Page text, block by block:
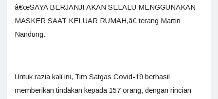
â€œSAYA BERJANJI AKAN SELALU MENGGUNAKAN
MASKER SAAT KELUAR RUMAH,â€ terang Martin
Nandung.
Untuk razia kali ini, Tim Satgas Covid-19 berhasil
memberikan tindakan kepada 157 orang, dengan rincian